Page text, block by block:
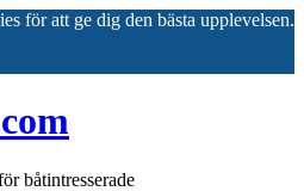
för att ge dig den bästa upplevelsen.
båtintresserade